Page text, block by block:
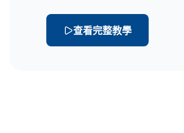
查看完整教學